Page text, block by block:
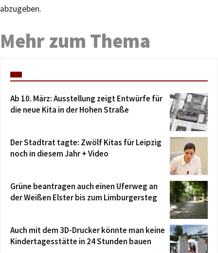
abzugeben.
Mehr zum Thema
Ab 10. März: Ausstellung zeigt Entwürfe für
die neue Kita in der Hohen Straße
Der Stadtrat tagte: Zwölf Kitas für Leipzig
noch in diesem Jahr + Video
Grüne beantragen auch einen Uferweg an
der Weißen Elster bis zum Limburgersteg
Auch mit dem 3D-Drucker könnte man keine
Kindertagesstätte in 24 Stunden bauen